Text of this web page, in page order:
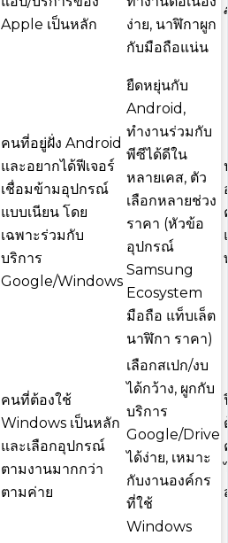
Apple เป็นหลัก
ง่าย, นาฬิกาผูก
กับมือถือแน่น
คนที่อยู่ฝั่ง Android
และอยากได้ฟีเจอร์
เชื่อมข้ามอุปกรณ์
แบบเนียน โดย
เฉพาะร่วมกับ
บริการ
Google/Windows
ยืดหยุ่นกับ
Android,
ทำงานร่วมกับ
พีซีได้ดีใน
หลายเคส, ตัว
เลือกหลายช่วง
ราคา (หัวข้อ
อุปกรณ์
Samsung
Ecosystem
มือถือ แท็บเล็ต
นาฬิกา ราคา)
คนที่ต้องใช้
Windows เป็นหลัก
และเลือกอุปกรณ์
ตามงานมากกว่า
ตามค่าย
เลือกสเปก/งบ
ได้กว้าง, ผูกกับ
บริการ
Google/Drive
ได้ง่าย, เหมาะ
กับงานองค์กร
ที่ใช้
Windows